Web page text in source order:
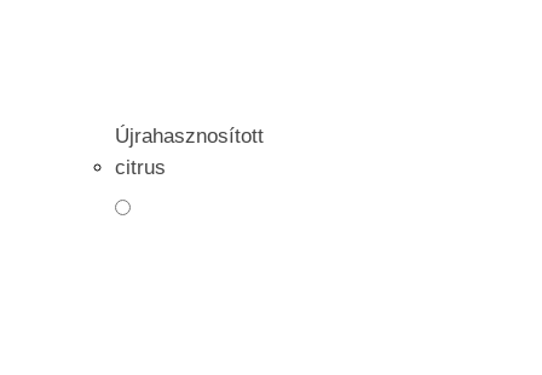
Újrahasznosított
citrus